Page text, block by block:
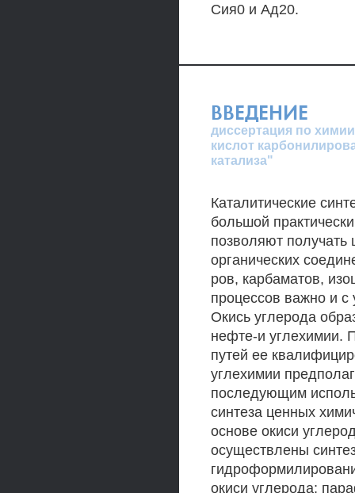
Сия0 и Ад20.
ВВЕДЕНИЕ
диссертация по
кислот
катализа"
Каталитические
большой
позволяют получать
органических
ров, карбаматов,
процессов важно и
Окись углерода
нефте-и углехимии.
путей ее
углехимии
последующим
синтеза ценных
основе окиси
осуществлены
окиси углерода;